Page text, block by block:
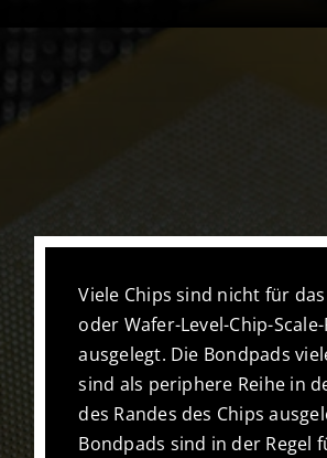
Viele Chips sind nicht für
oder Wafer-Level-Chip-
ausgelegt. Die Bondpads
sind als periphere Reihe in
des Randes des Chips
Bondpads sind in der Regel